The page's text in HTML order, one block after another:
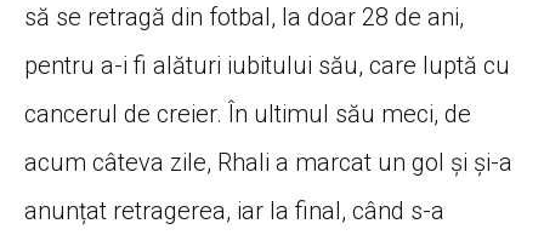
să se retragă din fotbal, la doar 28 de ani,
pentru a-i fi alături iubitului său, care luptă cu
cancerul de creier. În ultimul său meci, de
acum câteva zile, Rhali a marcat un gol și și-a
anunțat retragerea, iar la final, când s-a